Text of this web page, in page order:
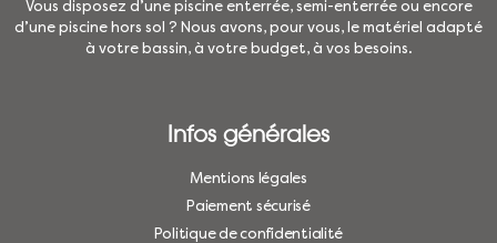
Vous disposez d’une piscine enterrée, semi-enterrée ou encore
d’une piscine hors sol ? Nous avons, pour vous, le matériel adapté
à votre bassin, à votre budget, à vos besoins.
Infos générales
Mentions légales
Paiement sécurisé
Politique de confidentialité